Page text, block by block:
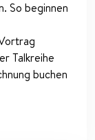
So beginnen
Talkreihe
buchen